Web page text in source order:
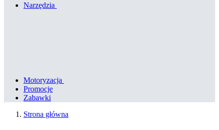
Narzędzia
Motoryzacja
Promocje
Zabawki
Strona główna